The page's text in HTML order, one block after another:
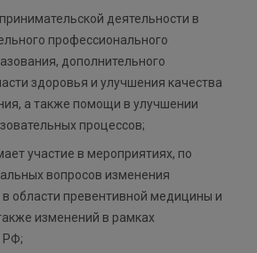
деятельности в
профессионального
дополнительного
здоровья и улучшения качества
а также помощи в улучшении
процессов;
участие в мероприятиях, по
вопросов изменения
в области превентивной медицины и
изменений в рамках
РФ;